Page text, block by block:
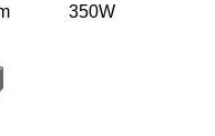
350W